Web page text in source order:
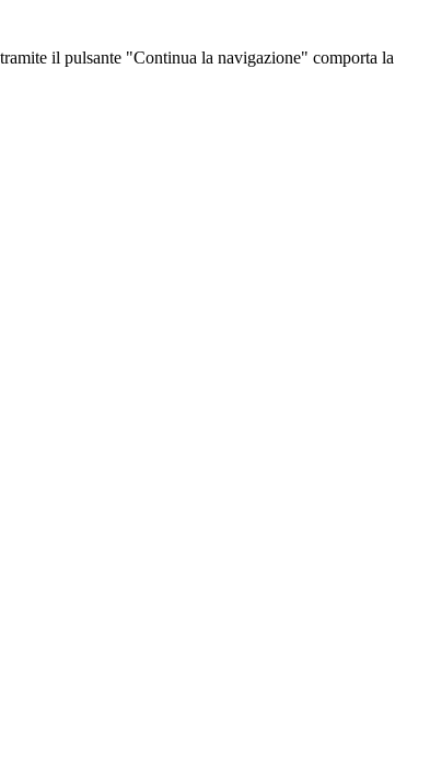
il pulsante "Continua la navigazione" comporta la